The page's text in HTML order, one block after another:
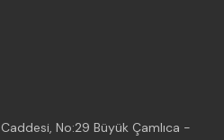
Caddesi, No:29 Büyük Çamlıca -